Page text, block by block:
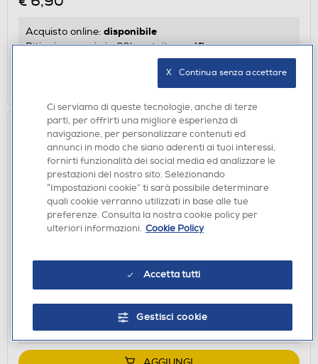
Acquisto online: disponibile
Ritiro in negozio in 30' gratuito:verifica
AGGIUNGI
HAMA - CAVO AUDIO-Trasparente
€ 15,90
disponibile
Ritiro in negozio in 30' gratuito:verifica
Ci serviamo di queste tecnologie, anche di terze
parti, per offrirti una migliore esperienza di
navigazione, per personalizzare contenuti ed
annunci in modo che siano aderenti ai tuoi interessi,
fornirti funzionalità dei social media ed analizzare le
prestazioni del nostro sito. Selezionando
“Impostazioni cookie” ti sarà possibile determinare
quali cookie verranno utilizzati in base alle tue
preferenze. Consulta la nostra cookie policy per
ulteriori informazioni. Cookie Policy
Accetta tutti
Gestisci cookie
X   Continua senza accettare